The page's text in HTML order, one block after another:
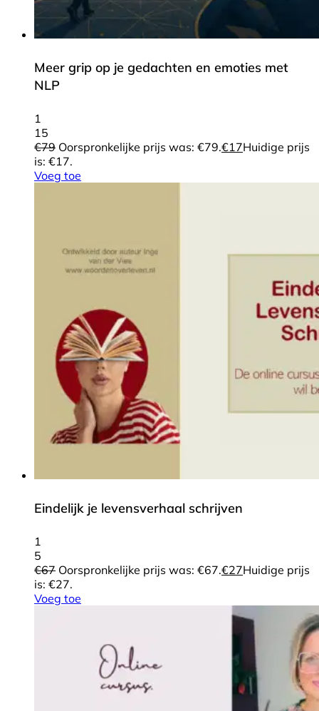
Meer grip op je gedachten en emoties met
NLP
1
15
€79 Oorspronkelijke prijs was: €79.€17Huidige prijs
is: €17.
Voeg toe
Eindelijk je levensverhaal schrijven
1
5
€67 Oorspronkelijke prijs was: €67.€27Huidige prijs
is: €27.
Voeg toe